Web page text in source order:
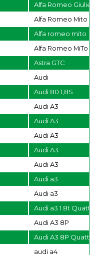
Alfa Romeo
Alfa Romeo Mito
Alfa romeo mito
Alfa Romeo MiTo
Astra GTC
Audi
Audi 80 1,8S
Audi A3
Audi A3
Audi A3
Audi A3
Audi A3
Audi a3
Audi a3
Audi a3 1.8t
Audi A3 8P
Audi A3 8P
audi a4